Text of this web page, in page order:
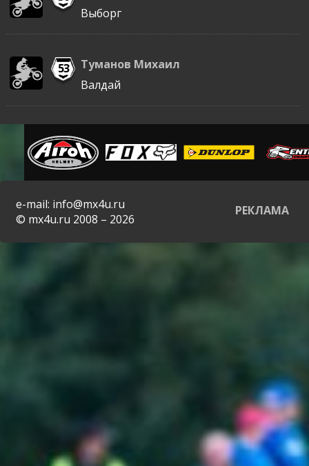
Выборг
53
Туманов Михаил
Валдай
e-mail: info@mx4u.ru
© mx4u.ru 2008 – 2026
РЕКЛАМА